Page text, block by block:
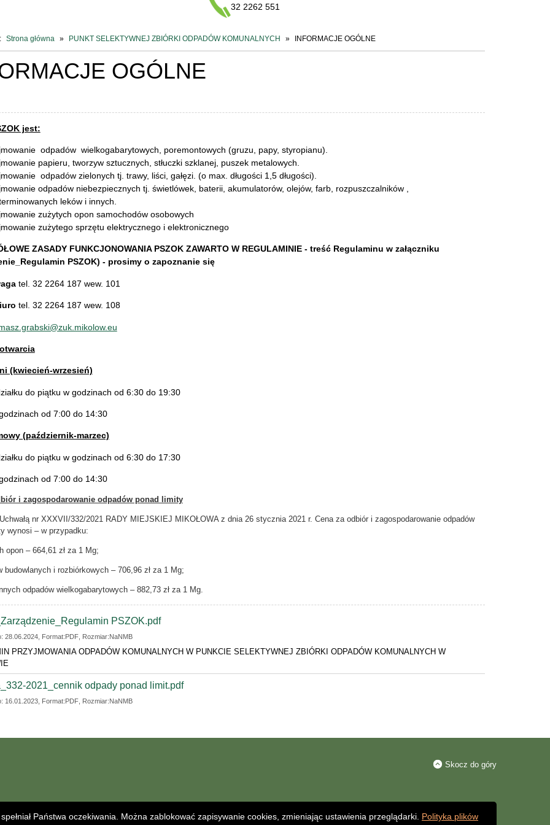
Państwa oczekiwania. Można zablokować zapisywanie cookies, zmieniając ustawienia przeglądarki. Polityka plików
32 2262 551
20262027
Strona główna PUNKT SELEKTYWNEJ ZBIÓRKI ODPADÓW KOMUNALNYCH INFORMACJE OGÓLNE
OGÓLNE
jest:
odpadów wielkogabarytowych, poremontowych (gruzu, papy, styropianu).
papieru, tworzyw sztucznych, stłuczki szklanej, puszek metalowych.
odpadów zielonych tj. trawy, liści, gałęzi. (o max. długości 1,5 długości).
odpadów niebezpiecznych tj. świetlówek, baterii, akumulatorów, olejów, farb, rozpuszczalników ,
leków i innych.
zużytych opon samochodów osobowych
zużytego sprzętu elektrycznego i elektronicznego
ZASADY FUNKCJONOWANIA PSZOK ZAWARTO W REGULAMINIE - treść Regulaminu w załączniku
PSZOK) - prosimy o zapoznanie się
tel. 32 2264 187 wew. 101
tel. 32 2264 187 wew. 108
(kwiecień-wrzesień)
do piątku w godzinach od 6:30 do 19:30
od 7:00 do 14:30
(październik-marzec)
do piątku w godzinach od 6:30 do 17:30
od 7:00 do 14:30
i zagospodarowanie odpadów ponad limity
nr XXXVII/332/2021 RADY MIEJSKIEJ MIKOŁOWA z dnia 26 stycznia 2021 r. Cena za odbiór i zagospodarowanie odpadów
wynosi – w przypadku:
opon – 664,61 zł za 1 Mg;
budowlanych i rozbiórkowych – 706,96 zł za 1 Mg;
odpadów wielkogabarytowych – 882,73 zł za 1 Mg.
PSZOK.pdf
28.06.2024, Format:PDF , Rozmiar:NaNMB
PRZYJMOWANIA ODPADÓW KOMUNALNYCH W PUNKCIE SELEKTYWNEJ ZBIÓRKI ODPADÓW KOMUNALNYCH W
2021_cennik odpady ponad limit.pdf
16.01.2023, Format: PDF , Rozmiar:NaNMB
Skocz do góry